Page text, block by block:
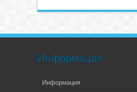
Информация
Информация